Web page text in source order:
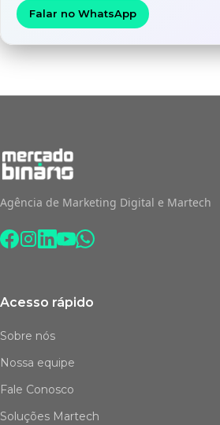
Falar no WhatsApp
Agência de Marketing Digital e Martech
Acesso rápido
Sobre nós
Nossa equipe
Fale Conosco
Soluções Martech